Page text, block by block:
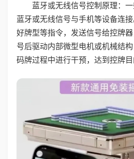
蓝牙或无线信号控制原理：
蓝牙或无线信号与手机等设备连
好牌型等指令，发送信号给控牌
号后驱动内部微型电机或机械结构
码牌过程中进行干预，达到控牌目